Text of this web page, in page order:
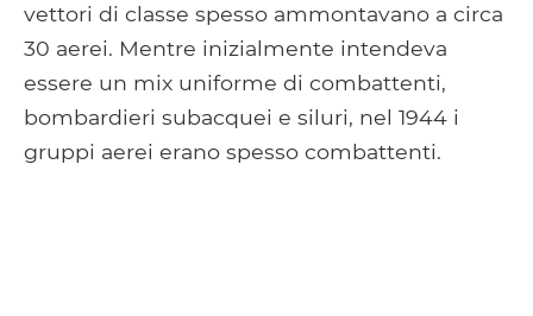
vettori di classe spesso ammontavano a circa
30 aerei. Mentre inizialmente intendeva
essere un mix uniforme di combattenti,
bombardieri subacquei e siluri, nel 1944 i
gruppi aerei erano spesso combattenti.